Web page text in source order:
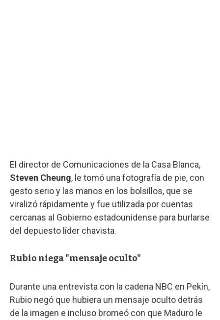
El director de Comunicaciones de la Casa Blanca,
Steven Cheung, le tomó una fotografía de pie, con
gesto serio y las manos en los bolsillos, que se
viralizó rápidamente y fue utilizada por cuentas
cercanas al Gobierno estadounidense para burlarse
del depuesto líder chavista.
Rubio niega "mensaje oculto"
Durante una entrevista con la cadena NBC en Pekín,
Rubio negó que hubiera un mensaje oculto detrás
de la imagen e incluso bromeó con que Maduro le